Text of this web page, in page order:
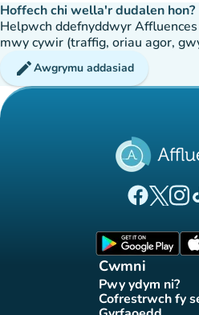
Hoffech chi wella'r dudalen hon?
Helpwch ddefnyddwyr
mwy cywir (traffig, oriau agor,
editAwgrymu addasiad
(tab(tab
Cwmni
Pwy ydym ni?
(tab
Cofrestrwch fy
(tab